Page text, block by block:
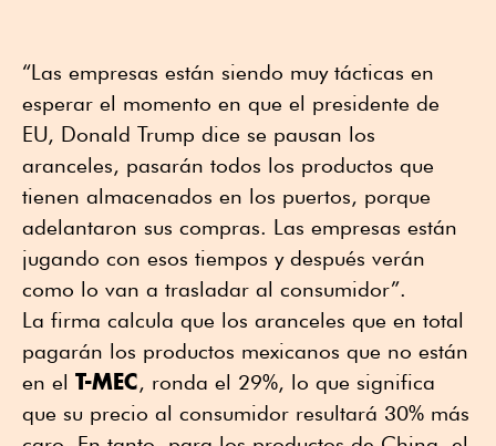
“Las empresas están siendo muy tácticas en
esperar el momento en que el presidente de
EU, Donald Trump dice se pausan los
aranceles, pasarán todos los productos que
tienen almacenados en los puertos, porque
adelantaron sus compras. Las empresas están
jugando con esos tiempos y después verán
como lo van a trasladar al consumidor”.
La firma calcula que los aranceles que en total
pagarán los productos mexicanos que no están
en el T-MEC, ronda el 29%, lo que significa
que su precio al consumidor resultará 30% más